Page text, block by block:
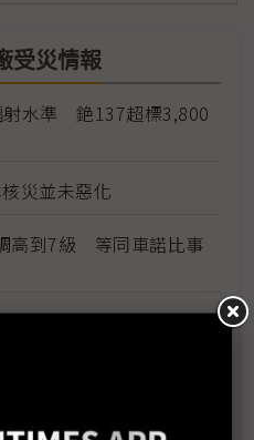
受災情報
射水準 銫137超標3,800
災並未惡化
高到7級 等同車諾比事
諾比的10% 日官房長